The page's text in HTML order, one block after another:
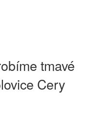
tmavé
Cery